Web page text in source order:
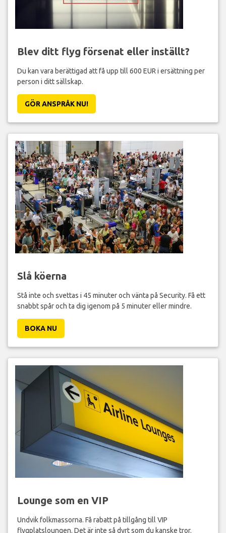
Blev ditt flyg försenat eller inställt?
Du kan vara berättigad att få upp till 600 EUR i ersättning per
person i ditt sällskap.
GÖR ANSPRÅK NU!
Slå köerna
Stå inte och svettas i 45 minuter och vänta på Security. Få ett
snabbt spår och ta dig igenom på 5 minuter eller mindre.
BOKA NU
Lounge som en VIP
Undvik folkmassorna. Få rabatt på tillgång till VIP
flygplatsloungen. Det är inte så dyrt som du kanske tror.